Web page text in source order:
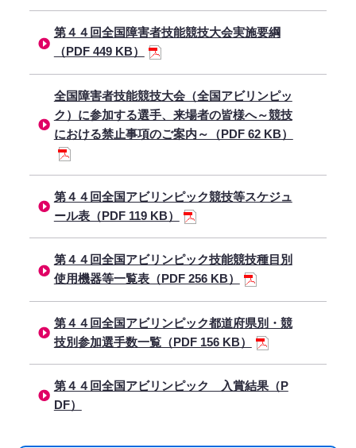
第４４回全国障害者技能競技大会実施要綱
（PDF 449 KB）
全国障害者技能競技大会（全国アビリンピッ
ク）に参加する選手、来場者の皆様へ～競技
における禁止事項のご案内～（PDF 62 KB）
第４４回全国アビリンピック競技等スケジュ
ール表（PDF 119 KB）
第４４回全国アビリンピック技能競技種目別
使用機器等一覧表（PDF 256 KB）
第４４回全国アビリンピック都道府県別・競
技別参加選手数一覧（PDF 156 KB）
第４４回全国アビリンピック 入賞結果（P
DF）